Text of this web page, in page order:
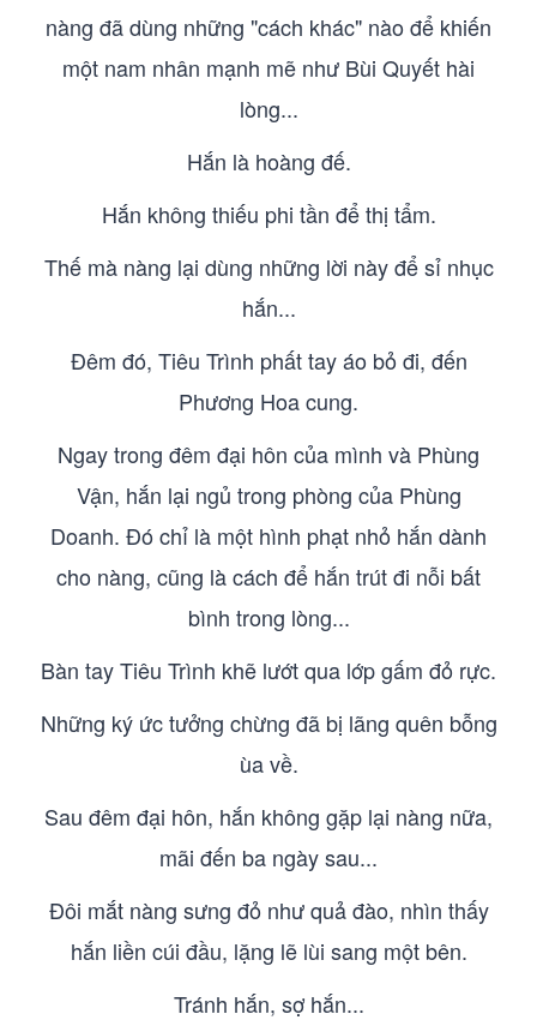
nàng đã dùng những "cách khác" nào để khiến
một nam nhân mạnh mẽ như Bùi Quyết hài
lòng...
Hắn là hoàng đế.
Hắn không thiếu phi tần để thị tẩm.
Thế mà nàng lại dùng những lời này để sỉ nhục
hắn...
Đêm đó, Tiêu Trình phất tay áo bỏ đi, đến
Phương Hoa cung.
Ngay trong đêm đại hôn của mình và Phùng
Vận, hắn lại ngủ trong phòng của Phùng
Doanh. Đó chỉ là một hình phạt nhỏ hắn dành
cho nàng, cũng là cách để hắn trút đi nỗi bất
bình trong lòng...
Bàn tay Tiêu Trình khẽ lướt qua lớp gấm đỏ rực.
Những ký ức tưởng chừng đã bị lãng quên bỗng
ùa về.
Sau đêm đại hôn, hắn không gặp lại nàng nữa,
mãi đến ba ngày sau...
Đôi mắt nàng sưng đỏ như quả đào, nhìn thấy
hắn liền cúi đầu, lặng lẽ lùi sang một bên.
Tránh hắn, sợ hắn...